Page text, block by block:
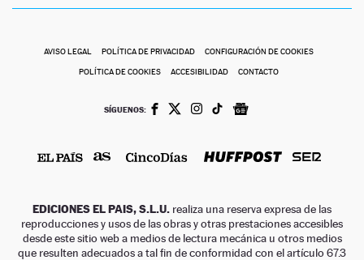
AVISO LEGAL POLÍTICA DE PRIVACIDAD CONFIGURACIÓN DE COOKIES
POLÍTICA DE COOKIES ACCESIBILIDAD CONTACTO
SÍGUENOS:
EDICIONES EL PAIS, S.L.U. realiza una reserva expresa de las
reproducciones y usos de las obras y otras prestaciones accesibles
desde este sitio web a medios de lectura mecánica u otros medios
que resulten adecuados a tal fin de conformidad con el artículo 67.3